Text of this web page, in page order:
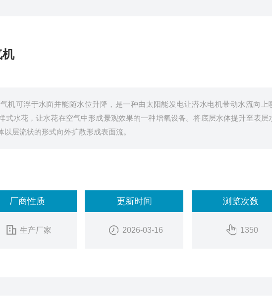
机
机可浮于水面并能随水位升降，是一种由太阳能发电让潜水电机带动水流向上
式水花，让水花在空气中形成景观效果的一种增氧设备。将底层水体提升至表层
层流状的形式向外扩散形成表面流。
厂商性质
生产厂家
更新时间
2026-03-16
浏览次数
1350